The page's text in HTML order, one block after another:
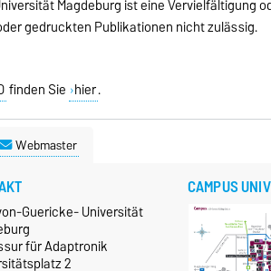
Magdeburg ist eine Vervielfältigung
gedruckten Publikationen nicht zulässig.
finden Sie hier.
Webmaster
Guericke- Universität
für Adaptronik
2
CAMPUS